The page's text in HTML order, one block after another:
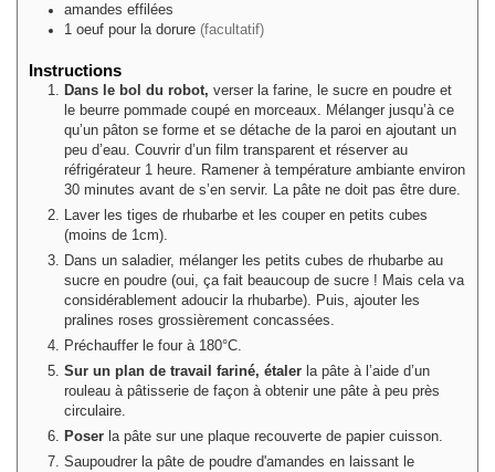
amandes effilées
1 oeuf pour la dorure (facultatif)
Instructions
Dans le bol du robot, verser la farine, le sucre en poudre et
le beurre pommade coupé en morceaux. Mélanger jusqu’à ce
qu’un pâton se forme et se détache de la paroi en ajoutant un
peu d’eau. Couvrir d’un film transparent et réserver au
réfrigérateur 1 heure. Ramener à température ambiante environ
30 minutes avant de s’en servir. La pâte ne doit pas être dure.
Laver les tiges de rhubarbe et les couper en petits cubes
(moins de 1cm).
Dans un saladier, mélanger les petits cubes de rhubarbe au
sucre en poudre (oui, ça fait beaucoup de sucre ! Mais cela va
considérablement adoucir la rhubarbe). Puis, ajouter les
pralines roses grossièrement concassées.
Préchauffer le four à 180°C.
Sur un plan de travail fariné, étaler la pâte à l’aide d’un
rouleau à pâtisserie de façon à obtenir une pâte à peu près
circulaire.
Poser la pâte sur une plaque recouverte de papier cuisson.
Saupoudrer la pâte de poudre d'amandes en laissant le